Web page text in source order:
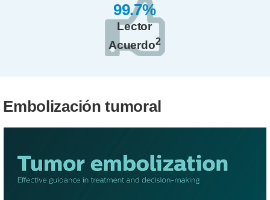
99.7%
Lector
Acuerdo2
Embolización tumoral